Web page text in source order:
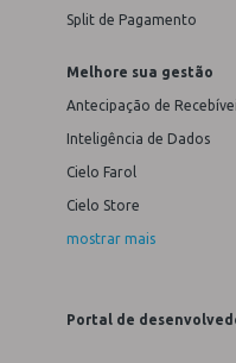
Split de Pagamento
Melhore sua gestão
Antecipação de
Inteligência de Dados
Cielo Farol
Cielo Store
mostrar mais
Portal de